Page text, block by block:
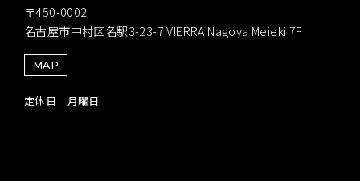
〒450-0002
名古屋市中村区名駅3-23-7 VIERRA Nagoya Meieki 7F
MAP
定休日 月曜日